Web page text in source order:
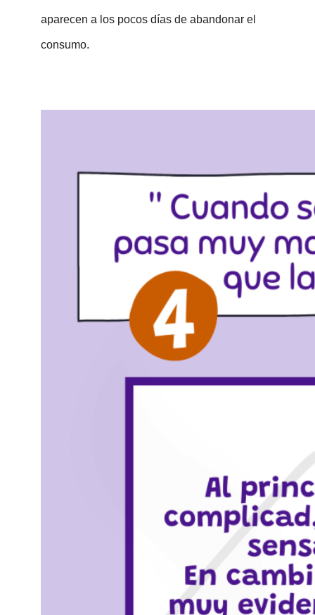
aparecen a los pocos días de abandonar el
consumo.